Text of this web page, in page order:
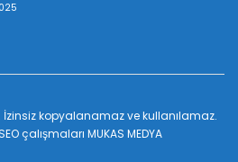
İzinsiz kopyalanamaz ve kullanılamaz.
çalışmaları MUKAS MEDYA